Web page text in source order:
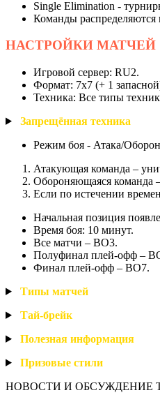
Single Elimination -
Команды распределяются
НАСТРОЙКИ МАТЧЕЙ
Игровой сервер: RU2.
Формат: 7х7 (+ 1
Техника: Все типы
Запрещённаятехника
Режим боя - Атака/
Атакующая команда –
Обороняющаяся команда
Если по истечении
Начальная позиция
Время боя: 10 минут.
Все матчи – BO3.
Полуфинал плей-офф –
Финал плей-офф – BO7.
Типы матчей
Тай-брейк
Полезная информация
Призовые стили
НОВОСТИ И ОБСУЖДЕНИЕ